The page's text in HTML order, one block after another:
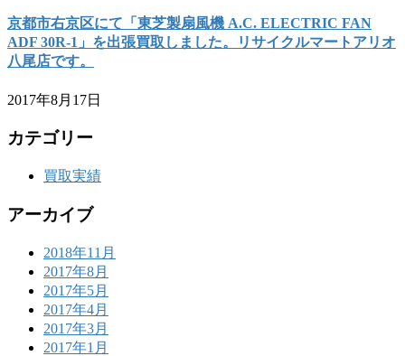
京都市右京区にて「東芝製扇風機 A.C. ELECTRIC FAN
ADF 30R-1」を出張買取しました。リサイクルマートアリオ
八尾店です。
2017年8月17日
カテゴリー
買取実績
アーカイブ
2018年11月
2017年8月
2017年5月
2017年4月
2017年3月
2017年1月